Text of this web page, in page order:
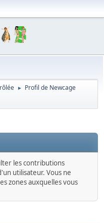
► Profil de Newcage
les contributions
utilisateur. Vous ne
zones auxquelles vous